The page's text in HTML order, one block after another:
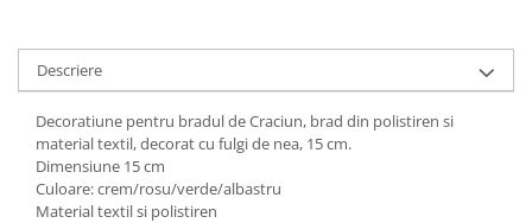
Descriere
Decoratiune pentru bradul de Craciun, brad din polistiren si
material textil, decorat cu fulgi de nea, 15 cm.
Dimensiune 15 cm
Culoare: crem/rosu/verde/albastru
Material textil si polistiren